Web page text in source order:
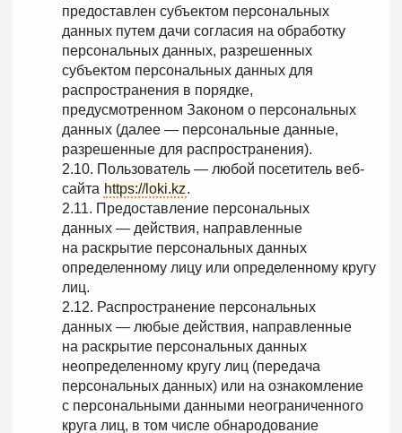
предоставлен субъектом персональных
данных путем дачи согласия на обработку
персональных данных, разрешенных
субъектом персональных данных для
распространения в порядке,
предусмотренном Законом о персональных
данных (далее — персональные данные,
разрешенные для распространения).
2.10. Пользователь — любой посетитель веб-
сайта https://loki.kz.
2.11. Предоставление персональных
данных — действия, направленные
на раскрытие персональных данных
определенному лицу или определенному кругу
лиц.
2.12. Распространение персональных
данных — любые действия, направленные
на раскрытие персональных данных
неопределенному кругу лиц (передача
персональных данных) или на ознакомление
с персональными данными неограниченного
круга лиц, в том числе обнародование